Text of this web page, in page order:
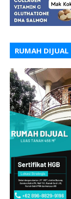
RUMAH DIJUAL